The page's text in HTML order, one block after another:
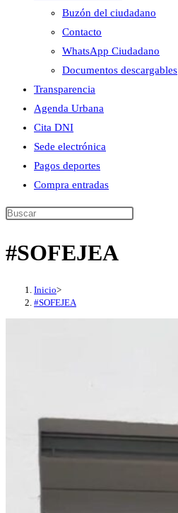
Buzón del ciudadano
Contacto
WhatsApp Ciudadano
Documentos descargables
Transparencia
Agenda Urbana
Cita DNI
Sede electrónica
Pagos deportes
Compra entradas
Buscar
esta
#SOFEJEA
Inicio>
#SOFEJEA